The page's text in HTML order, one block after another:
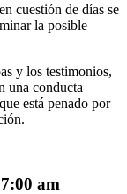
cuestión de días se
la posible
y los testimonios,
una conducta
está penado por
am